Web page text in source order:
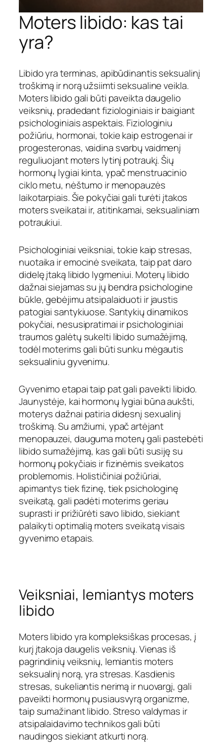
Moters libido: kas tai
yra?
Libido yra terminas, apibūdinantis seksualinį
troškimą ir norą užsiimti seksualine veikla.
Moters libido gali būti paveikta daugelio
veiksnių, pradedant fiziologiniais ir baigiant
psichologiniais aspektais. Fiziologiniu
požiūriu, hormonai, tokie kaip estrogenai ir
progesteronas, vaidina svarbų vaidmenį
reguliuojant moters lytinį potraukį. Šių
hormonų lygiai kinta, ypač menstruacinio
ciklo metu, nėštumo ir menopauzės
laikotarpiais. Šie pokyčiai gali turėti įtakos
moters sveikatai ir, atitinkamai, seksualiniam
potraukiui.
Psichologiniai veiksniai, tokie kaip stresas,
nuotaika ir emocinė sveikata, taip pat daro
didelę įtaką libido lygmeniui. Moterų libido
dažnai siejamas su jų bendra psichologine
būkle, gebėjimu atsipalaiduoti ir jaustis
patogiai santykiuose. Santykių dinamikos
pokyčiai, nesusipratimai ir psichologiniai
traumos galėtų sukelti libido sumažėjimą,
todėl moterims gali būti sunku mėgautis
seksualiniu gyvenimu.
Gyvenimo etapai taip pat gali paveikti libido.
Jaunystėje, kai hormonų lygiai būna aukšti,
moterys dažnai patiria didesnį sexualinį
troškimą. Su amžiumi, ypač artėjant
menopauzei, dauguma moterų gali pastebėti
libido sumažėjimą, kas gali būti susiję su
hormonų pokyčiais ir fizinėmis sveikatos
problemomis. Holističiniai požiūriai,
apimantys tiek fizinę, tiek psichologinę
sveikatą, gali padėti moterims geriau
suprasti ir prižiūrėti savo libido, siekiant
palaikyti optimalią moters sveikatą visais
gyvenimo etapais.
Veiksniai, lemiantys moters
libido
Moters libido yra kompleksiškas procesas, į
kurį įtakoja daugelis veiksnių. Vienas iš
pagrindinių veiksnių, lemiantis moters
seksualinį norą, yra stresas. Kasdienis
stresas, sukeliantis nerimą ir nuovargį, gali
paveikti hormonų pusiausvyrą organizme,
taip sumažinant libido. Streso valdymas ir
atsipalaidavimo technikos gali būti
naudingos siekiant atkurti norą.